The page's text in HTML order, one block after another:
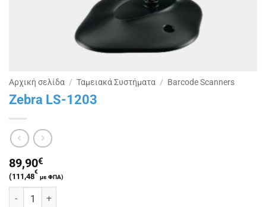
Αρχική σελίδα / Ταμειακά Συστήματα / Barcode Scanners
Zebra LS-1203
89,90€
(111,48
€
με ΦΠΑ)
Zebra LS-1203 ποσότητα